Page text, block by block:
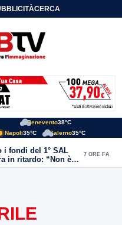
CERCA
Benevento38°C
Napoli35°C Salerno35°C
i fondi del 1° SAL
in ritardo: “Non è
7 ORE FA